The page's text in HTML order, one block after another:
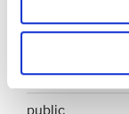
Produttività
public